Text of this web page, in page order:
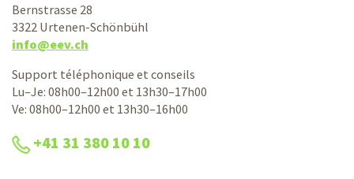
Bernstrasse 28
3322 Urtenen-Schönbühl
info@eev.ch
Support téléphonique et conseils
Lu–Je: 08h00–12h00 et 13h30–17h00
Ve: 08h00–12h00 et 13h30–16h00
+41 31 380 10 10